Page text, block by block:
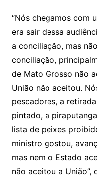
“Nós chegamos com
era sair dessa
a conciliação, mas
conciliação,
de Mato Grosso não
União não aceitou.
pescadores, a
pintado, a
lista de peixes
ministro gostou,
mas nem o Estado
não aceitou a União”,